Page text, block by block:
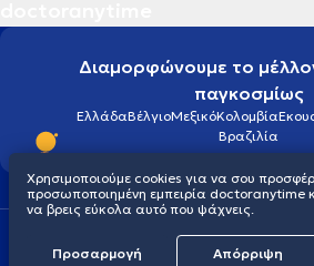
Διαμορφώνουμε το
παγκοσμίως
ΕλλάδαΒέλγιοΜεξικόΚολομβία
Βραζιλία
Πολιτική
© 2026 doctoranytime
Χρησιμοποιούμε cookies για να σου
προσωποποιημένη εμπειρία doctoranytime
να βρεις εύκολα αυτό που ψάχνεις.
Προσαρμογή Απόρριψη